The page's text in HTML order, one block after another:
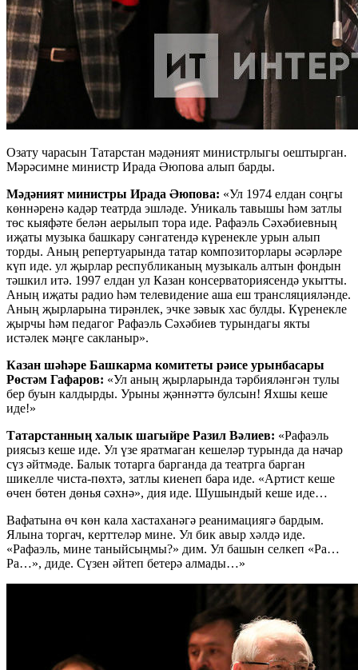
Озату чарасын Татарстан мәдәният министрлыгы оештырган.
Мәрәсимне министр Ирада Әюпова алып барды.
Мәдәният министры Ирада Әюпова: «Ул 1974 елдан соңгы
көннәренә кадәр театрда эшләде. Уникаль тавышы һәм затлы
төс кыяфәте белән аерылып тора иде. Рафаэль Сәхәбиевның
иҗаты музыка башкару сәнгатендә күренекле урын алып
торды. Аның репертуарында татар композиторлары әсәрләре
күп иде. ул җырлар республиканың музыкаль алтын фондын
тәшкил итә. 1997 елдан ул Казан консерваториясендә укытты.
Аның иҗаты радио һәм телевидение аша еш трансляцияләнде.
Аның җырларына тирәнлек, эчке зәвык хас булды. Күренекле
җырчы һәм педагог Рафаэль Сәхәбиев турындагы якты
истәлек мәңге сакланыр».
Казан шәһәре Башкарма комитеты рәисе урынбасары
Рөстәм Гафаров: «Ул аның җырларында тәрбияләнгән тулы
бер буын калдырды. Урыны җәннәттә булсын! Яхшы кеше
иде!»
Татарстанның халык шагыйре Разил Вәлиев: «Рафаэль
риясыз кеше иде. Ул үзе яратмаган кешеләр турында да начар
сүз әйтмәде. Балык тотарга барганда да театрга барган
шикелле чиста-пөхтә, затлы киенеп бара иде. «Артист кеше
өчен бөтен дөнья сәхнә», дия иде. Шушындый кеше иде…
Вафатына өч көн кала хастаханәгә реанимациягә бардым.
Ялына торгач, керттеләр мине. Ул бик авыр хәлдә иде.
«Рафаэль, мине таныйсыңмы?» дим. Ул башын селкеп «Ра…
Ра…», диде. Сүзен әйтеп бетерә алмады…»